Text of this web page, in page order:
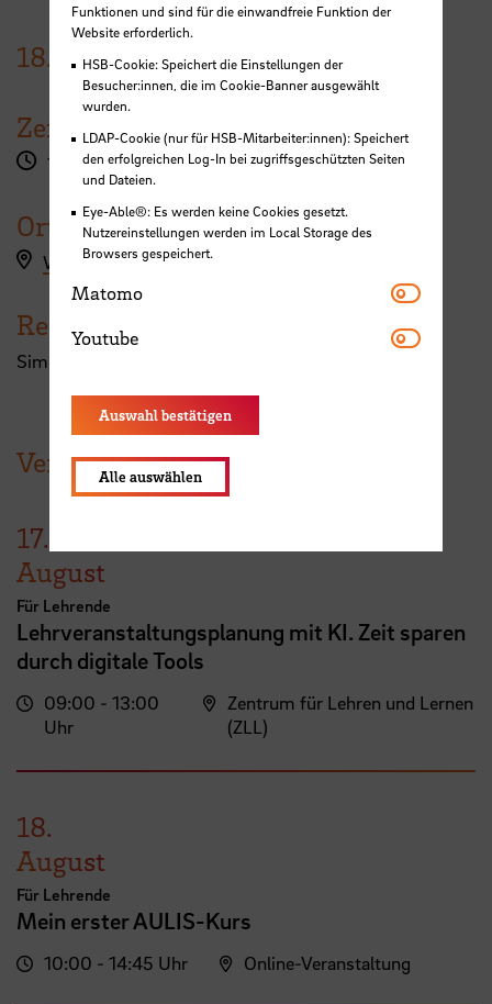
18. September2025
Zeit
10:00 - 11:30 Uhr
Ort
Workshopanmeldung hier
Referent:in
Simone Buchholz
Veranstaltungen der HSB
17.
August
Für Lehrende
Lehrveranstaltungsplanung mit KI. Zeit sparen
durch digitale Tools
09:00 - 13:00
Uhr
Zentrum für Lehren und Lernen
(ZLL)
18.
August
Für Lehrende
Mein erster AULIS-Kurs
10:00 - 14:45 Uhr Online-Veranstaltung
Funktionen und sind für die einwandfreie Funktion der
Website erforderlich.
HSB-Cookie: Speichert die Einstellungen der
Besucher:innen, die im Cookie-Banner ausgewählt
wurden.
LDAP-Cookie (nur für HSB-Mitarbeiter:innen): Speichert
den erfolgreichen Log-In bei zugriffsgeschützten Seiten
und Dateien.
Eye-Able®: Es werden keine Cookies gesetzt.
Nutzereinstellungen werden im Local Storage des
Browsers gespeichert.
Matomo Matomo
Youtube Youtube
Auswahl bestätigen
Alle auswählen